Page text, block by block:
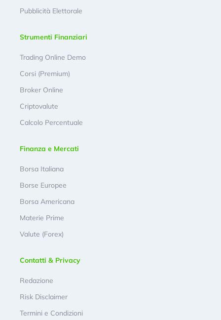
Pubblicità Elettorale
Strumenti Finanziari
Trading Online Demo
Corsi (Premium)
Broker Online
Criptovalute
Calcolo Percentuale
Finanza e Mercati
Borsa Italiana
Borse Europee
Borsa Americana
Materie Prime
Valute (Forex)
Contatti & Privacy
Redazione
Risk Disclaimer
Termini e Condizioni